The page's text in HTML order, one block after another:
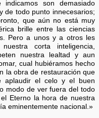
son demasiado
de todo punto innecesarios;
que aún no está muy
brille entre las ciencias
Pero a unos y a otros les
corta inteligencia,
nuestra lealtad y aun
cual hubiéramos hecho
la obra de restauración que
aplaudir el celo y el buen
modo de ver fuera del todo
Eterno la hora de nuestra
eminentemente nacional.»